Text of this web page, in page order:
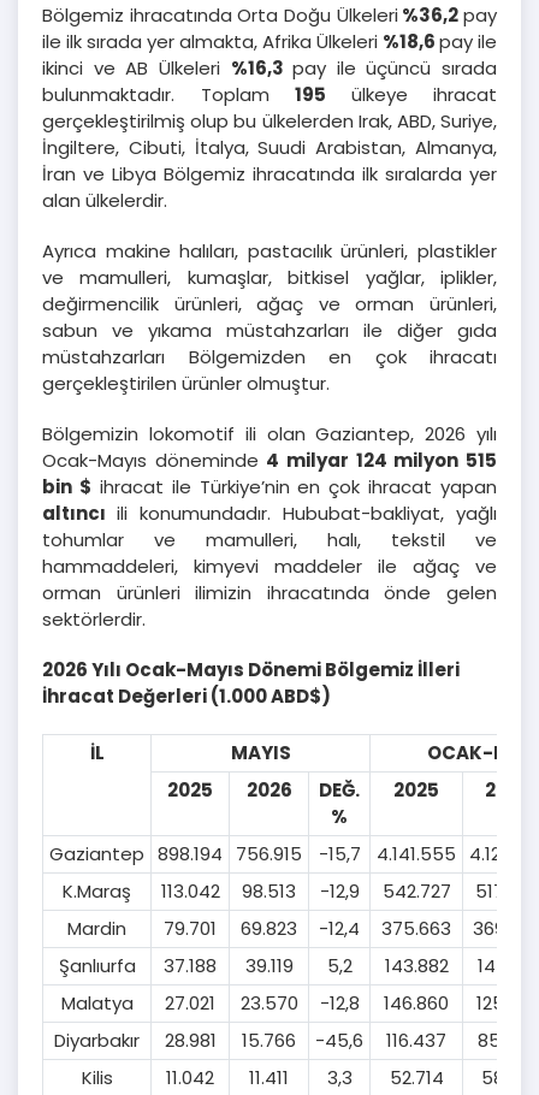
Bölgemiz ihracatında Orta Doğu Ülkeleri %36,2pay
ile ilk sırada yer almakta, Afrika Ülkeleri %18,6pay ile
ikinci ve AB Ülkeleri %16,3pay ile üçüncü sırada
bulunmaktadır. Toplam 195 ülkeye ihracat
gerçekleştirilmiş olup bu ülkelerden Irak, ABD, Suriye,
İngiltere, Cibuti, İtalya, Suudi Arabistan, Almanya,
İran ve Libya Bölgemiz ihracatında ilk sıralarda yer
alan ülkelerdir.
Ayrıca makine halıları, pastacılık ürünleri, plastikler
ve mamulleri, kumaşlar, bitkisel yağlar, iplikler,
değirmencilik ürünleri, ağaç ve orman ürünleri,
sabun ve yıkama müstahzarları ile diğer gıda
müstahzarları Bölgemizden en çok ihracatı
gerçekleştirilen ürünler olmuştur.
Bölgemizin lokomotif ili olan Gaziantep, 2026 yılı
Ocak-Mayıs döneminde 4 milyar 124 milyon 515
bin $ ihracat ile Türkiye’nin en çok ihracat yapan
altıncı ili konumundadır. Hububat-bakliyat, yağlı
tohumlar ve mamulleri, halı, tekstil ve
hammaddeleri, kimyevi maddeler ile ağaç ve
orman ürünleri ilimizin ihracatında önde gelen
sektörlerdir.
2026 Yılı Ocak-Mayıs Dönemi Bölgemiz İlleri
İhracat Değerleri (1.000 ABD$)
İL MAYIS
OCAK-
2025
2026
DEĞ.
%
2025 2026
Gaziantep 898.194 756.915 -15,7 4.141.555
K.Maraş
113.042 98.513 -12,9 542.727
517.766
Mardin
79.701 69.823 -12,4 375.663
Şanlıurfa
37.188 39.119 5,2 143.882
147.125
Malatya
27.021 23.570 -12,8 146.860
125.636
Diyarbakır
28.981 15.766 -45,6 116.437
85.784
Kilis
11.042 11.411 3,3 52.714 58.012